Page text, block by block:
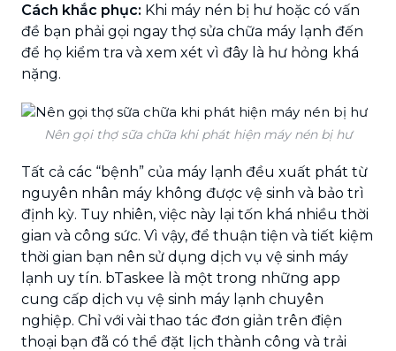
Cách khắc phục: Khi máy nén bị hư hoặc có vấn
đề bạn phải gọi ngay thợ sửa chữa máy lạnh đến
để họ kiểm tra và xem xét vì đây là hư hỏng khá
nặng.
Nên gọi thợ sữa chữa khi phát hiện máy nén bị hư
Tất cả các “bệnh” của máy lạnh đều xuất phát từ
nguyên nhân máy không được vệ sinh và bảo trì
định kỳ. Tuy nhiên, việc này lại tốn khá nhiều thời
gian và công sức. Vì vậy, để thuận tiện và tiết kiệm
thời gian bạn nên sử dụng dịch vụ vệ sinh máy
lạnh uy tín. bTaskee là một trong những app
cung cấp dịch vụ vệ sinh máy lạnh chuyên
nghiệp. Chỉ với vài thao tác đơn giản trên điện
thoại bạn đã có thể đặt lịch thành công và trải